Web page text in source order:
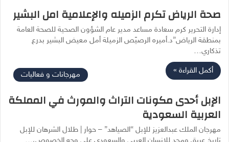
صحة الرياض تكرم الزميله والإعلامية امل البشير
إدارة التحرير كرم سعادة مساعد مدير عام الشؤون الصحية للصحة العامة
بمنطقة الرياض”د.أميره الرصيّص الزميلة أمل معيض البشير بدرع
تذكاري…
أكمل القراءة » مهرجانات و فعاليات
الإبل أحدى مكونات التراث والمورث في المملكة
العربية السعودية
مهرجان الملك عبدالعزيز للإبل “الصياهد” – حوار | طلال الشرهان للإبل